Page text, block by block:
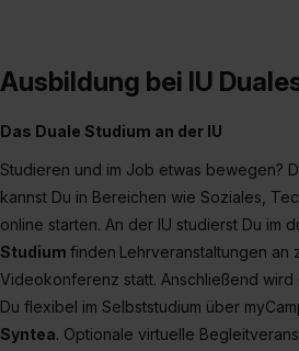
Ausbildung bei IU
Das Duale Studium an der IU
Studieren und im Job etwas bewegen?
kannst Du in Bereichen wie Soziales,
online starten. An der IU studierst Du im
Studium finden Lehrveranstaltungen an
Videokonferenz statt. Anschließend wird
Du flexibel im Selbststudium über
Syntea. Optionale virtuelle